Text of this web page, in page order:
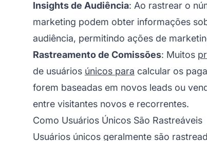
Insights de Audiência: Ao rastrear o
marketing podem obter informações
audiência, permitindo ações de
Rastreamento de Comissões: Muitos
de usuários únicos para calcular os
forem baseadas em novos leads ou
entre visitantes novos e recorrentes.
Como Usuários Únicos São Rastreáveis
Usuários únicos geralmente são